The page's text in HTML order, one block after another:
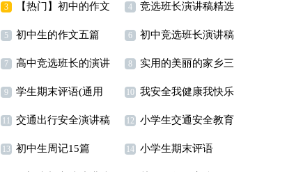
3篇
3 【热门】初中的作文
300字汇编八篇
4 竞选班长演讲稿精选
15篇
5 初中生的作文五篇 6 初中竞选班长演讲稿
7 高中竞选班长的演讲
稿
8 实用的美丽的家乡三
年级作文300字四篇
9 学生期末评语(通用
15篇)
10 我安全我健康我快乐
演讲稿11篇
11 交通出行安全演讲稿 12 小学生交通安全教育
演讲稿11篇
13 初中生周记15篇 14 小学生期末评语